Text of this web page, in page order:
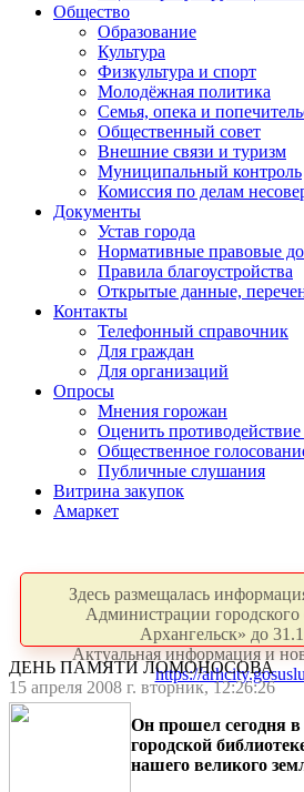
Общество
Образование
Культура
Физкультура и спорт
Молодёжная политика
Семья, опека и
Общественный совет
Внешние связи и туризм
Муниципальный контроль
Комиссия по делам
Документы
Устав города
Нормативные правовые
Правила благоустройства
Открытые данные,
Контакты
Телефонный справочник
Для граждан
Для организаций
Опросы
Мнения горожан
Оценить
Общественное
Публичные слушания
Витрина закупок
Амаркет
Здесь размещалась
Администрации городского
Архангельск» до
Актуальная информация и
https://
ДЕНЬ ПАМЯТИ ЛОМОНОСОВА
15 апреля 2008 г. вторник, 12:26:26
Он прошел сегодня
городской
нашего великого